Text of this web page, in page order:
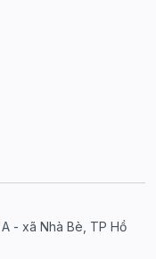
- xã Nhà Bè, TP Hồ